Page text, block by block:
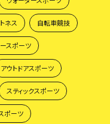
ネス 自転車競技
スポーツ
アウトドアスポーツ
スティックスポーツ
ポーツ